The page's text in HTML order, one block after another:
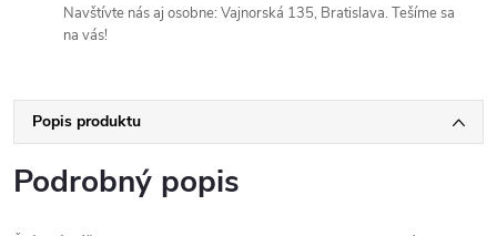
Navštívte nás aj osobne: Vajnorská 135, Bratislava. Tešíme sa
na vás!
Popis produktu
Podrobný popis